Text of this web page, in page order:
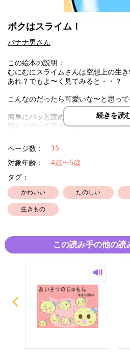
ボクはスライム！
バナナ男さん
この絵本の説明：
むにむにスライムさんは空想上の生
あれ？でもよ〜く見てみると・・？
こんなのだったら可愛いな〜と思って
簡単にパッと読める様にした（つも
読んでやって下さいませ
続きを読
ページ数： 15
対象年齢：
4歳〜5歳
タグ：
かわいい たのしい
生きもの
この読み手の他の読